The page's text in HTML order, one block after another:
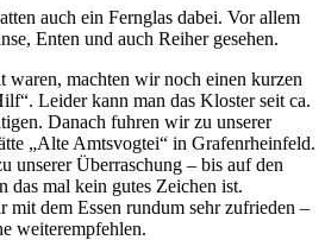
auch ein Fernglas dabei. Vor allem
Enten und auch Reiher gesehen.
machten wir noch einen kurzen
Leider kann man das Kloster seit ca.
Danach fuhren wir zu unserer
„Alte Amtsvogtei“ in Grafenrheinfeld.
unserer Überraschung – bis auf den
das mal kein gutes Zeichen ist.
mit dem Essen rundum sehr zufrieden –
weiterempfehlen.